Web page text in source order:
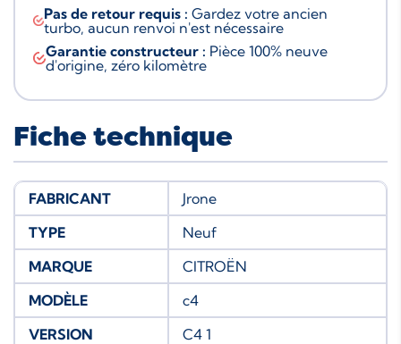
Pas de retour requis : Gardez votre ancien
turbo, aucun renvoi n'est nécessaire
Garantie constructeur : Pièce 100% neuve
d'origine, zéro kilomètre
Fiche technique
FABRICANT
Jrone
TYPE
Neuf
MARQUE
CITROËN
MODÈLE
c4
VERSION
C4 1